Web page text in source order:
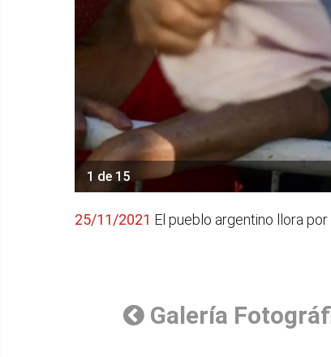
1 de 15
25/11/2021 El pueblo argentino llora
Galería